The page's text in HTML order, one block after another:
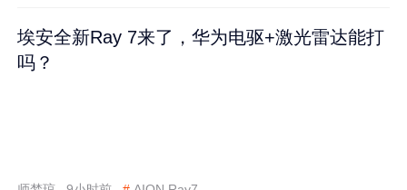
埃安全新Ray 7来了，华为电驱+激光雷达能打
吗？